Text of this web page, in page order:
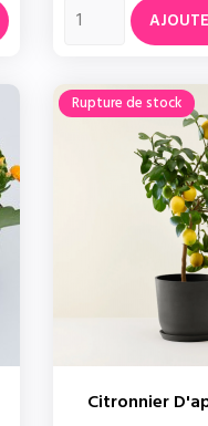
Citronnier
Rupture de stock